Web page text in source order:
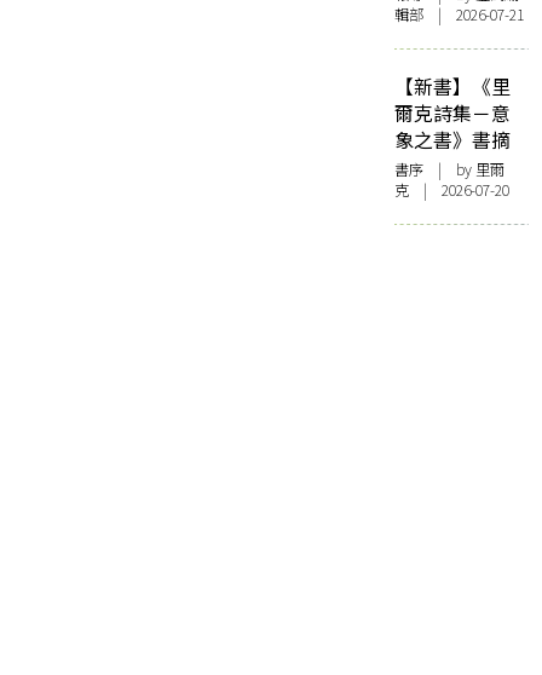
輯部 | 2026-07-21
【新書】《里
爾克詩集－意
象之書》書摘
書序 | by 里爾
克 | 2026-07-20